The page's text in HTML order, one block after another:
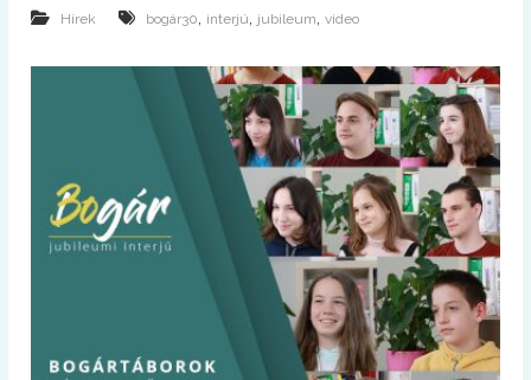
Hírek bogár30 interjú jubileum ,video